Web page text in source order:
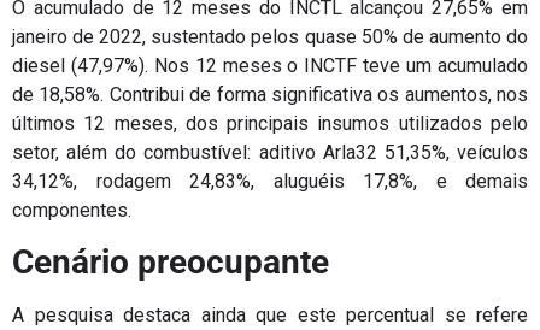
O acumulado de 12 meses do INCTL alcançou 27,65% em
janeiro de 2022, sustentado pelos quase 50% de aumento do
diesel (47,97%). Nos 12 meses o INCTF teve um acumulado
de 18,58%. Contribui de forma significativa os aumentos, nos
últimos 12 meses, dos principais insumos utilizados pelo
setor, além do combustível: aditivo Arla32 51,35%, veículos
34,12%, rodagem 24,83%, aluguéis 17,8%, e demais
componentes.
Cenário preocupante
A pesquisa destaca ainda que este percentual se refere